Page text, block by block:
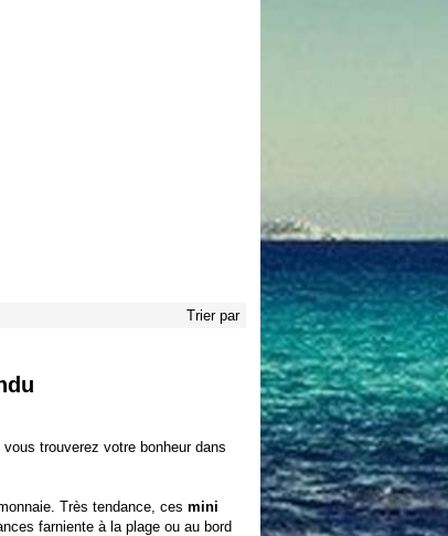
Trier par
trouverez votre bonheur dans
Très tendance, ces mini
farniente à la plage ou au bord